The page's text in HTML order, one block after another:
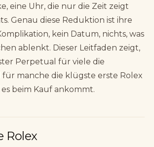
eine Uhr, die nur die Zeit zeigt
Genau diese Reduktion ist ihre
kein Datum, nichts, was
ablenkt. Dieser Leitfaden zeigt,
Perpetual für viele die
manche die klügste erste Rolex
beim Kauf ankommt.
Rolex